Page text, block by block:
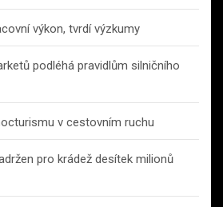
výkon, tvrdí výzkumy
podléhá pravidlům silničního
v cestovním ruchu
pro krádež desítek milionů